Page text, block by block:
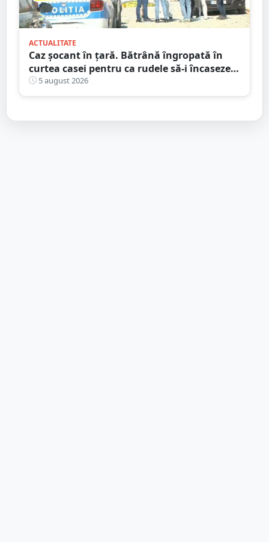
ACTUALITATE
Caz șocant în țară. Bătrână îngropată în
curtea casei pentru ca rudele să-i încaseze
pensia
5 august 2026